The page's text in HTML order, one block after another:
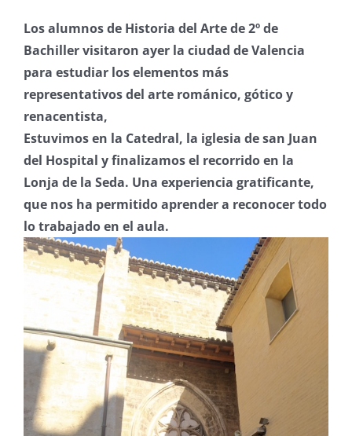
Los alumnos de Historia del Arte de 2º de
Bachiller visitaron ayer la ciudad de Valencia
para estudiar los elementos más
representativos del arte románico, gótico y
renacentista,
Estuvimos en la Catedral, la iglesia de san Juan
del Hospital y finalizamos el recorrido en la
Lonja de la Seda. Una experiencia gratificante,
que nos ha permitido aprender a reconocer todo
lo trabajado en el aula.